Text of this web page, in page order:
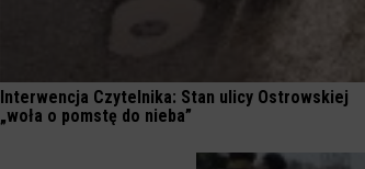
Interwencja Czytelnika: Stan ulicy Ostrowskiej
„woła o pomstę do nieba”